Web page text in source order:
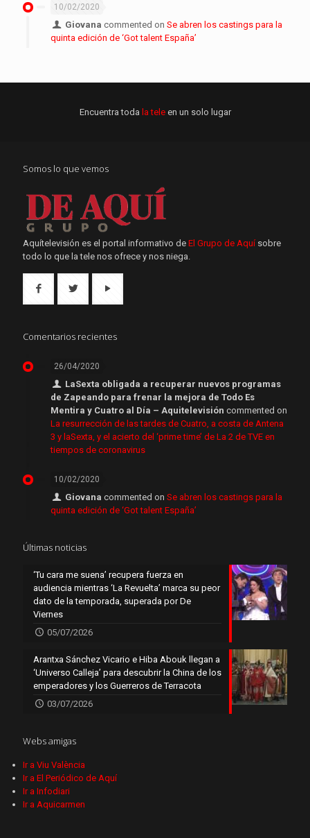
10/02/2020
Giovana commented onSe abren los castings para la
quinta edición de ‘Got talent España’
Encuentra toda la tele en un solo lugar
Somos lo que vemos
Aquítelevisión es el portal informativo de El Grupo de Aquí sobre
todo lo que la tele nos ofrece y nos niega.
Comentarios recientes
26/04/2020
LaSexta obligada a recuperar nuevos programas
de Zapeando para frenar la mejora de Todo Es
Mentira y Cuatro al Día – Aquitelevisión commented on
La resurrección de las tardes de Cuatro, a costa de Antena
3 y laSexta, y el acierto del ‘prime time’ de La 2 de TVE en
tiempos de coronavirus
10/02/2020
Giovana commented onSe abren los castings para la
quinta edición de ‘Got talent España’
Últimas noticias
‘Tu cara me suena’ recupera fuerza en
audiencia mientras ‘La Revuelta’ marca su peor
dato de la temporada, superada por De
Viernes
05/07/2026
Arantxa Sánchez Vicario e Hiba Abouk llegan a
‘Universo Calleja’ para descubrir la China de los
emperadores y los Guerreros de Terracota
03/07/2026
Webs amigas
Ir a Viu València
Ir a El Periódico de Aquí
Ir a Infodiari
Ir a Aquicarmen